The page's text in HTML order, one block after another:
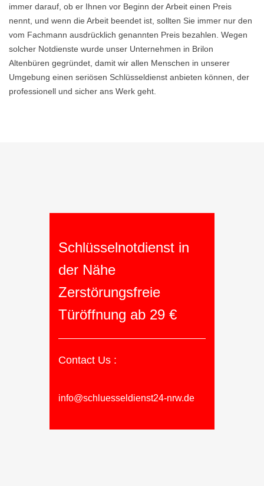
immer darauf, ob er Ihnen vor Beginn der Arbeit einen Preis
nennt, und wenn die Arbeit beendet ist, sollten Sie immer nur den
vom Fachmann ausdrücklich genannten Preis bezahlen. Wegen
solcher Notdienste wurde unser Unternehmen in Brilon
Altenbüren gegründet, damit wir allen Menschen in unserer
Umgebung einen seriösen Schlüsseldienst anbieten können, der
professionell und sicher ans Werk geht.
Schlüsselnotdienst in
der Nähe
Zerstörungsfreie
Türöffnung ab 29 €
Contact Us :
info@schluesseldienst24-nrw.de